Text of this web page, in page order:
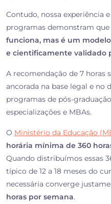
Contudo, nossa experiência
programas demonstram que
funciona, mas é um
e cientificamente validado
A recomendação de 7 horas
ancorada na base legal e no
programas de pós-graduação
especializações e MBAs.
O Ministério da Educação
horária mínima de 360
Quando distribuímos essas
típico de 12 a 18 meses do
necessária converge
horas por semana.